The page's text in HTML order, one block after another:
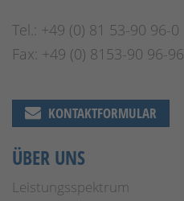
Tel.: +49 (0) 81 53-90 96-0
Fax: +49 (0) 8153-90 96-96
KONTAKTFORMULAR
ÜBER UNS
Leistungsspektrum